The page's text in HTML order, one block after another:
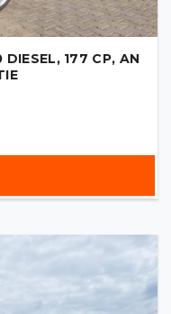
177 CP, AN